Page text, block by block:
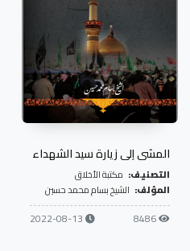
المشي إلى زيارة سيد الشهداء
التصنيف: مكتبة الأخلاق
المؤلف: الشيخ بسام محمد حسين
8486
2022-08-13